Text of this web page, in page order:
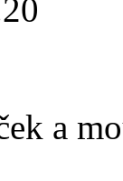
20
a